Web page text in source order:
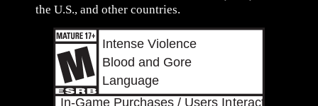
the U.S., and other countries.